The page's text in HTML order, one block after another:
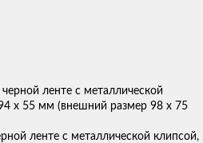
ленте с металлической клипсой,